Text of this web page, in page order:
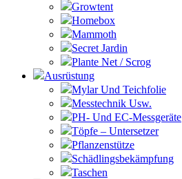
Growtent
Homebox
Mammoth
Secret Jardin
Plante Net / Scrog
Ausrüstung
Mylar Und Teichfolie
Messtechnik Usw.
PH- Und EC-Messgeräte
Töpfe – Untersetzer
Pflanzenstütze
Schädlingsbekämpfung
Taschen